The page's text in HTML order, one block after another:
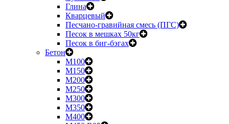
Глина
Кварцевый
Песчано-гравийная смесь (ПГС)
Песок в мешках 50кг
Песок в биг-бэгах
Бетон
М100
М150
М200
М250
М300
М350
М400